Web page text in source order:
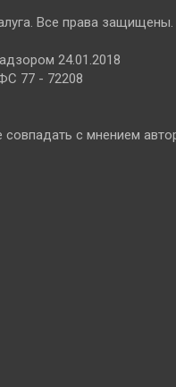
Все права защищены.
24.01.2018
77 - 72208
с мнением